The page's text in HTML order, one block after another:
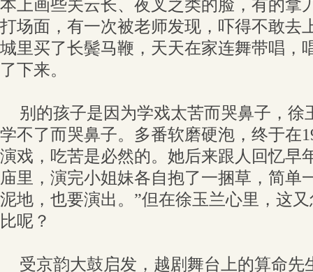
本上画些关云长、夜叉之类的脸，有的拿
打场面，有一次被老师发现，吓得不敢去
城里买了长鬓马鞭，天天在家连舞带唱，
了下来。
别的孩子是因为学戏太苦而哭鼻子，徐
学不了而哭鼻子。多番软磨硬泡，终于在
演戏，吃苦是必然的。她后来跟人回忆早
庙里，演完小姐妹各自抱了一捆草，简单
泥地，也要演出。”但在徐玉兰心里，这
比呢？
受京韵大鼓启发，越剧舞台上的算命先